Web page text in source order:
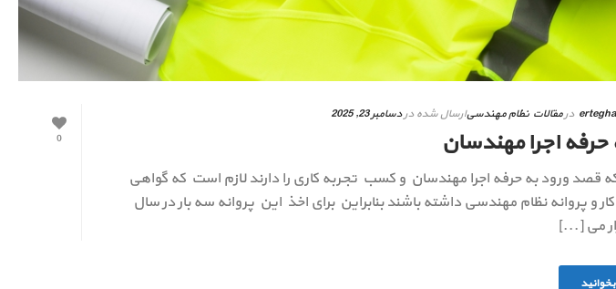
0
درمقالات نظام مهندسیارسال شده دردسامبر 23, 2025
حرفه اجرا مهندسان
که قصد ورود به حرفه اجرا مهندسان و کسب تجربه کاری را دارند لازم است که گواهی
و پروانه نظام مهندسی داشته باشند بنابراین برای اخذ این پروانه سه بار در سال
می [...]